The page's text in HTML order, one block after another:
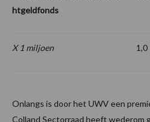
htgeldfonds
X 1 miljoen 1,0
Onlangs is door het UWV een
Colland Sectorraad heeft wederom